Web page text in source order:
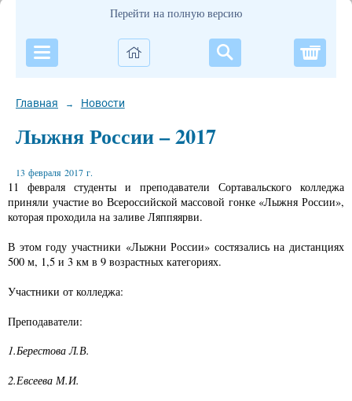
Перейти на полную версию
Главная → Новости
Лыжня России – 2017
13 февраля 2017 г.
11 февраля студенты и преподаватели Сортавальского колледжа
приняли участие во Всероссийской массовой гонке «Лыжня России»,
которая проходила на заливе Ляппяярви.
В этом году участники «Лыжни России» состязались на дистанциях
500 м, 1,5 и 3 км в 9 возрастных категориях.
Участники от колледжа:
Преподаватели:
1.Берестова Л.В.
2.Евсеева М.И.